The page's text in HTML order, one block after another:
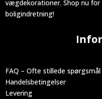
vægdekorationer. Shop nu
boligindretning!
FAQ – Ofte stillede spørgsmål
Handelsbetingelser
Levering